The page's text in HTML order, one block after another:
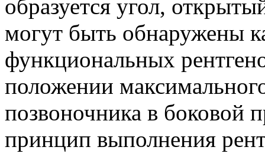
образуется угол,
могут быть обнаружены
функциональных
положении
позвоночника в
принцип выполнения